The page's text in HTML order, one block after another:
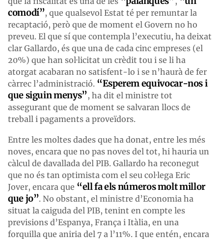
comodí”, que qualsevol Estat té per remuntar la
recaptació, però que de moment el Govern no ho
preveu. El que sí que contempla l’executiu, ha deixat
clar Gallardo, és que una de cada cinc empreses (el
20%) que han sol·licitat un crèdit tou i se li ha
atorgat acabaran no satisfent-lo i se n’haurà de fer
càrrec l’administració. “Esperem equivocar-nos i
que siguin menys”, ha dit el ministre tot
assegurant que de moment se salvaran llocs de
treball i pagaments a proveïdors.
Entre les moltes dades que ha donat, entre les més
noves, encara que no pas noves del tot, hi hauria un
càlcul de davallada del PIB. Gallardo ha reconegut
que no és tan optimista com el seu col·lega Eric
Jover, encara que “ell fa els números molt millor
que jo”. No obstant, el ministre d’Economia ha
situat la caiguda del PIB, tenint en compte les
previsions d’Espanya, França i Itàlia, en una
forquilla que aniria del 7 a l’11%. I que entén, encara